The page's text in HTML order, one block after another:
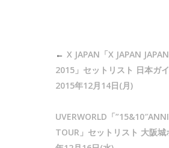
X JAPAN「X JAPAN
2015」セットリスト 日本ガ
2015年12月14日(月)
UVERWORLD「
TOUR」セットリスト 大阪